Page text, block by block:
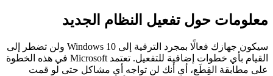
حول تفعيل النظام الجديد
سيكون جهازك فعالًا بمجرد الترقية إلى Windows 10 ولن تضطر إلى
القيام بأي خطوات إضافية للتفعيل. تعتمد Microsoft في هذه الخطوة
مطابقة القِطَع، أي أنك لن تواجه أي مشاكل حتى لو قمت